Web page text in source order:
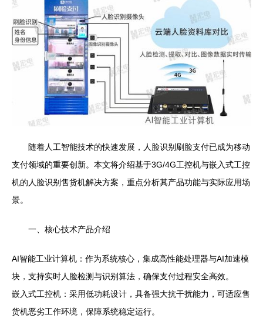
随着人工智能技术的快速发展，人脸识别刷脸支付已成为移动
支付领域的重要创新。本文将介绍基于3G/4G工控机与嵌入式工控
机的人脸识别售货机解决方案，重点分析其产品功能与实际应用场
景。
一、核心技术产品介绍
AI智能工业计算机：作为系统核心，集成高性能处理器与AI加速模
块，支持实时人脸检测与识别算法，确保支付过程安全高效。
嵌入式工控机：采用低功耗设计，具备强大抗干扰能力，可适应售
货机恶劣工作环境，保障系统稳定运行。